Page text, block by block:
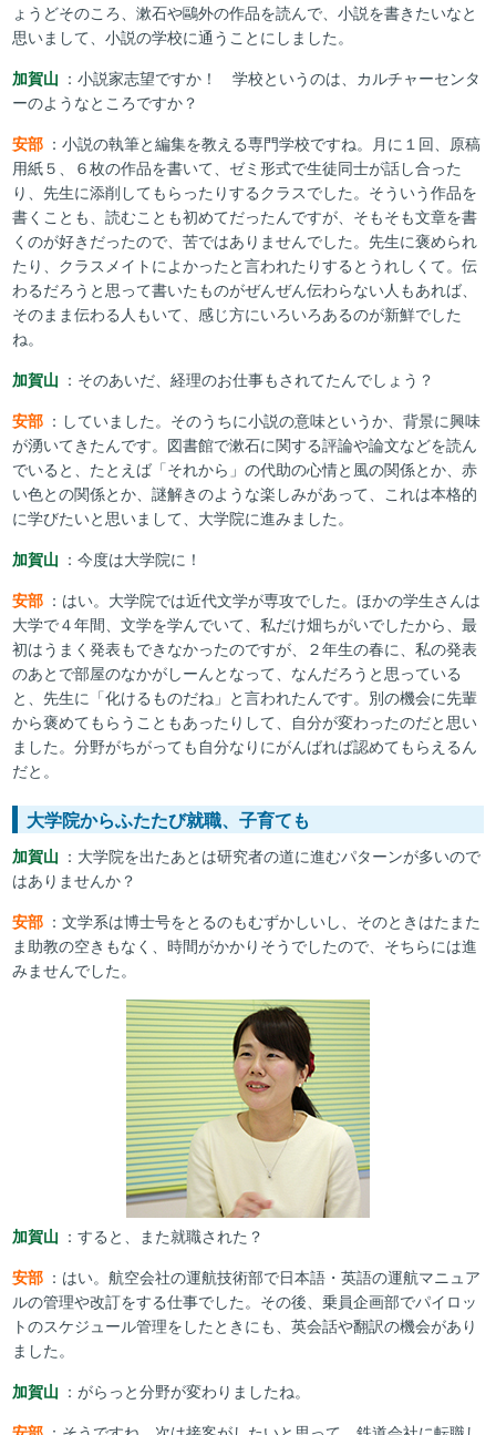
ょうどそのころ、漱石や鷗外の作品を読んで、小説を書きたいなと
思いまして、小説の学校に通うことにしました。
加賀山 ：小説家志望ですか！ 学校というのは、カルチャーセンタ
ーのようなところですか？
安部 ：小説の執筆と編集を教える専門学校ですね。月に１回、原稿
用紙５、６枚の作品を書いて、ゼミ形式で生徒同士が話し合った
り、先生に添削してもらったりするクラスでした。そういう作品を
書くことも、読むことも初めてだったんですが、そもそも文章を書
くのが好きだったので、苦ではありませんでした。先生に褒められ
たり、クラスメイトによかったと言われたりするとうれしくて。伝
わるだろうと思って書いたものがぜんぜん伝わらない人もあれば、
そのまま伝わる人もいて、感じ方にいろいろあるのが新鮮でした
ね。
加賀山 ：そのあいだ、経理のお仕事もされてたんでしょう？
安部 ：していました。そのうちに小説の意味というか、背景に興味
が湧いてきたんです。図書館で漱石に関する評論や論文などを読ん
でいると、たとえば「それから」の代助の心情と風の関係とか、赤
い色との関係とか、謎解きのような楽しみがあって、これは本格的
に学びたいと思いまして、大学院に進みました。
加賀山 ：今度は大学院に！
安部 ：はい。大学院では近代文学が専攻でした。ほかの学生さんは
大学で４年間、文学を学んでいて、私だけ畑ちがいでしたから、最
初はうまく発表もできなかったのですが、２年生の春に、私の発表
のあとで部屋のなかがしーんとなって、なんだろうと思っている
と、先生に「化けるものだね」と言われたんです。別の機会に先輩
から褒めてもらうこともあったりして、自分が変わったのだと思い
ました。分野がちがっても自分なりにがんばれば認めてもらえるん
だと。
大学院からふたたび就職、子育ても
加賀山 ：大学院を出たあとは研究者の道に進むパターンが多いので
はありませんか？
安部 ：文学系は博士号をとるのもむずかしいし、そのときはたまた
ま助教の空きもなく、時間がかかりそうでしたので、そちらには進
みませんでした。
加賀山 ：すると、また就職された？
安部 ：はい。航空会社の運航技術部で日本語・英語の運航マニュア
ルの管理や改訂をする仕事でした。その後、乗員企画部でパイロッ
トのスケジュール管理をしたときにも、英会話や翻訳の機会があり
ました。
加賀山 ：がらっと分野が変わりましたね。